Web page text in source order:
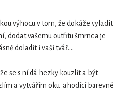
výhodu v tom, že dokáže vyladit
dodat vašemu outfitu šmrnc a je
doladit i vaši tvář....
se s ní dá hezky kouzlit a být
a vytvářím oku lahodící barevné